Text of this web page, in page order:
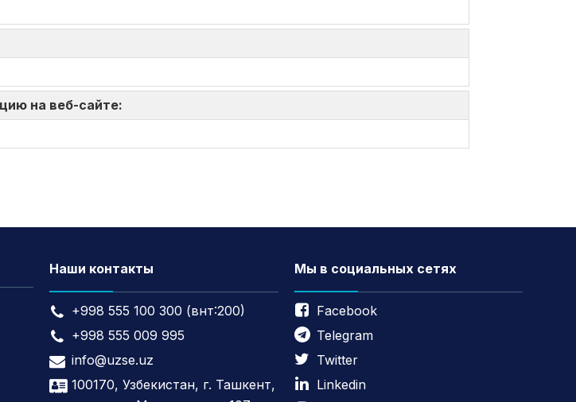
на веб-сайте:
Наши контакты
+998 555 100 300 (внт:200)
+998 555 009 995
info@uzse.uz
100170, Узбекистан, г. Ташкент,
Мы в социальных сетях
Facebook
Telegram
Twitter
Linkedin